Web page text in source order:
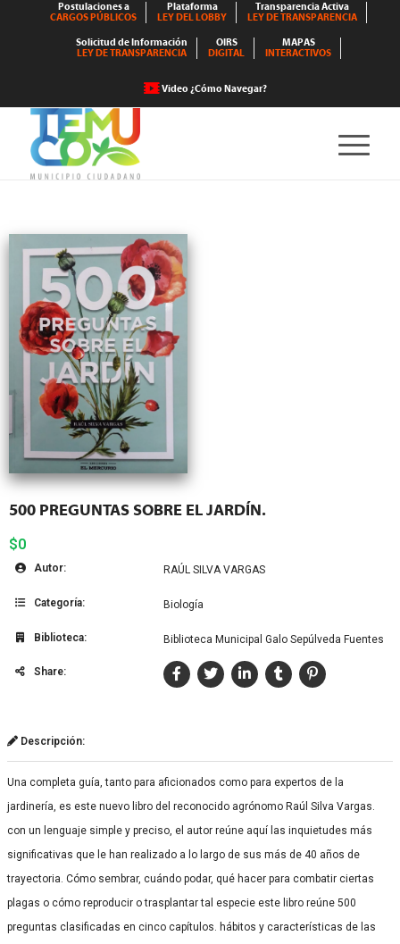
Postulaciones a
CARGOS PÚBLICOS
Plataforma
LEY DEL LOBBY
Transparencia Activa
LEY DE TRANSPARENCIA
Solicitud de Información
LEY DE TRANSPARENCIA
OIRS
DIGITAL
MAPAS
INTERACTIVOS
Video ¿Cómo Navegar?
500 PREGUNTAS SOBRE EL JARDÍN.
$0
Autor: RAÚL SILVA VARGAS
Categoría: Biología
Biblioteca: Biblioteca Municipal Galo Sepúlveda Fuentes
Share:
Descripción:
Una completa guía, tanto para aficionados como para expertos de la
jardinería, es este nuevo libro del reconocido agrónomo Raúl Silva Vargas.
con un lenguaje simple y preciso, el autor reúne aquí las inquietudes más
significativas que le han realizado a lo largo de sus más de 40 años de
trayectoria. Cómo sembrar, cuándo podar, qué hacer para combatir ciertas
plagas o cómo reproducir o trasplantar tal especie este libro reúne 500
preguntas clasificadas en cinco capítulos. hábitos y características de las